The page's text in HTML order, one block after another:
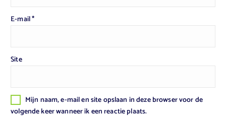
E-mail*
Site
Mijn naam, e-mail en site opslaan in deze browser voor de
volgende keer wanneer ik een reactie plaats.